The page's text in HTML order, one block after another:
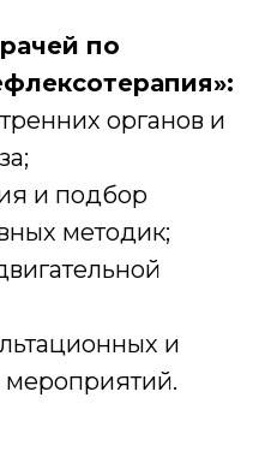
по
органов и
и подбор
методик;
и
мероприятий.